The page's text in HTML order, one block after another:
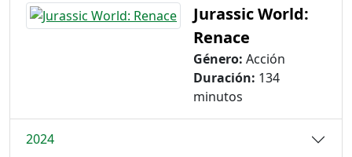
Jurassic World:
Renace
Género: Acción
Duración: 134
minutos
2024